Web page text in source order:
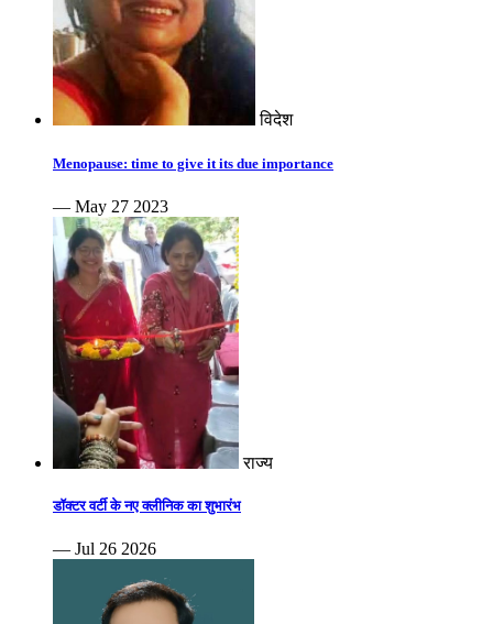
विदेश
Menopause: time to give it its due importance
— May 27 2023
राज्य
डॉक्टर वर्टी के नए क्लीनिक का शुभारंभ
— Jul 26 2026